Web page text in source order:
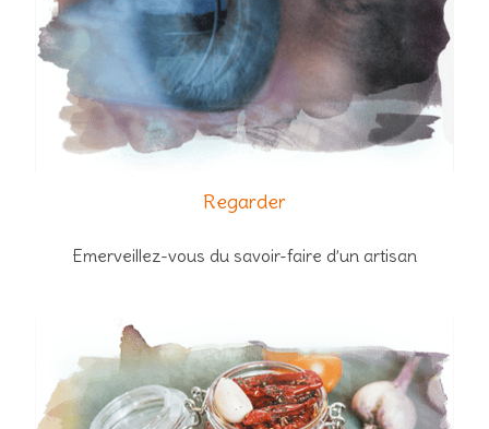
Regarder
Emerveillez-vous du savoir-faire d’un artisan